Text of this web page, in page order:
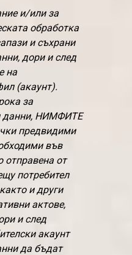
и/или за
обработка
и съхрани
дори и след
на
(акаунт).
за
данни, НИМФИТЕ
предвидими
във
отправена от
потребител
и други
актове,
и след
акаунт
да бъдат